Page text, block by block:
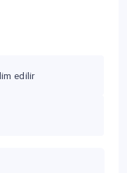
edilir